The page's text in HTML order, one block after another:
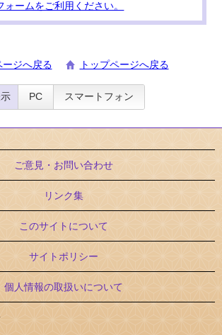
ォームをご利用ください。
ージへ戻る トップページへ戻る
PC スマートフォン
ご意見・お問い合わせ
リンク集
このサイトについて
サイトポリシー
個人情報の取扱いについて